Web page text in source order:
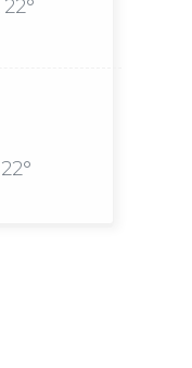
22°
22°